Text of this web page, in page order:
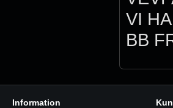
VI
BB
Information